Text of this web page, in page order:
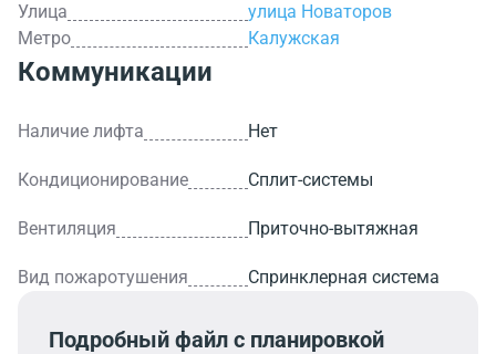
Улица
улица Новаторов
Метро
Калужская
Коммуникации
Наличие лифта Нет
Кондиционирование Сплит-системы
Вентиляция Приточно-вытяжная
Вид пожаротушения Спринклерная система
Подробный файл с планировкой